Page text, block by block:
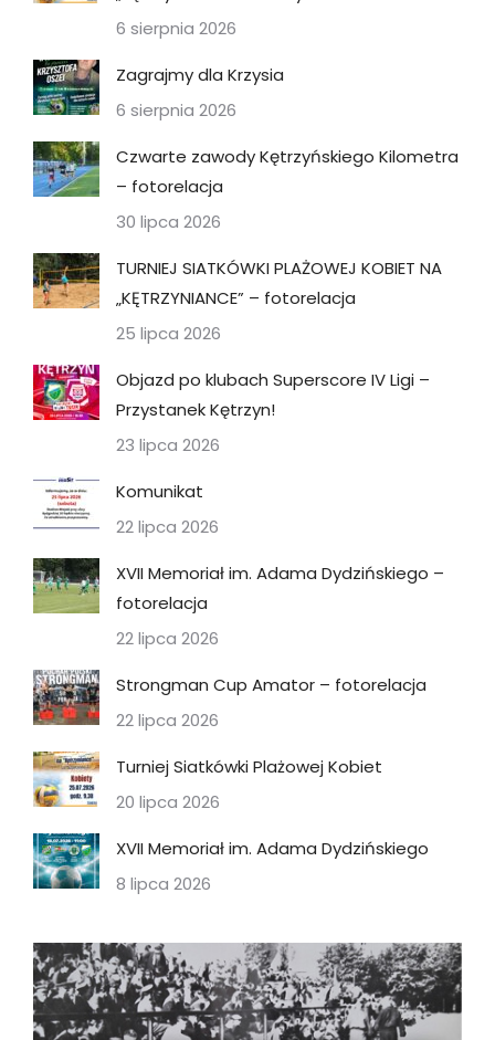
6 sierpnia 2026
Zagrajmy dla Krzysia
6 sierpnia 2026
Czwarte zawody Kętrzyńskiego Kilometra
– fotorelacja
30 lipca 2026
TURNIEJ SIATKÓWKI PLAŻOWEJ KOBIET NA
„KĘTRZYNIANCE” – fotorelacja
25 lipca 2026
Objazd po klubach Superscore IV Ligi –
Przystanek Kętrzyn!
23 lipca 2026
Komunikat
22 lipca 2026
XVII Memoriał im. Adama Dydzińskiego –
fotorelacja
22 lipca 2026
Strongman Cup Amator – fotorelacja
22 lipca 2026
Turniej Siatkówki Plażowej Kobiet
20 lipca 2026
XVII Memoriał im. Adama Dydzińskiego
8 lipca 2026